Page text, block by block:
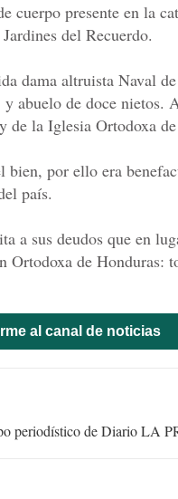
cuerpo presente en la
del Recuerdo.
dama altruista Naval
abuelo de doce nietos.
de la Iglesia Ortodoxa
bien, por ello era
país.
a sus deudos que en
Ortodoxa de Honduras:
al canal de noticias
periodístico de Diario LA